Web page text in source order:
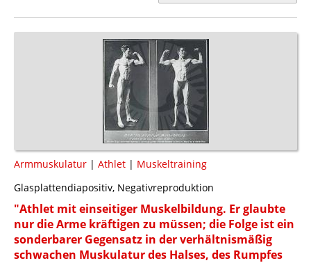
Armmuskulatur | Athlet | Muskeltraining
Glasplattendiapositiv, Negativreproduktion
"Athlet mit einseitiger Muskelbildung. Er glaubte
nur die Arme kräftigen zu müssen; die Folge ist ein
sonderbarer Gegensatz in der verhältnismäßig
schwachen Muskulatur des Halses, des Rumpfes